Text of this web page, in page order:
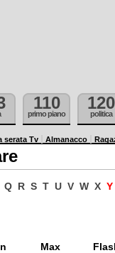
110
primo piano
120
politica
serata Tv Almanacco
Q R S T U V W X Y
Max